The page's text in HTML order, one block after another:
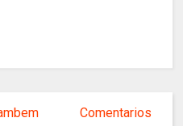
Comentarios